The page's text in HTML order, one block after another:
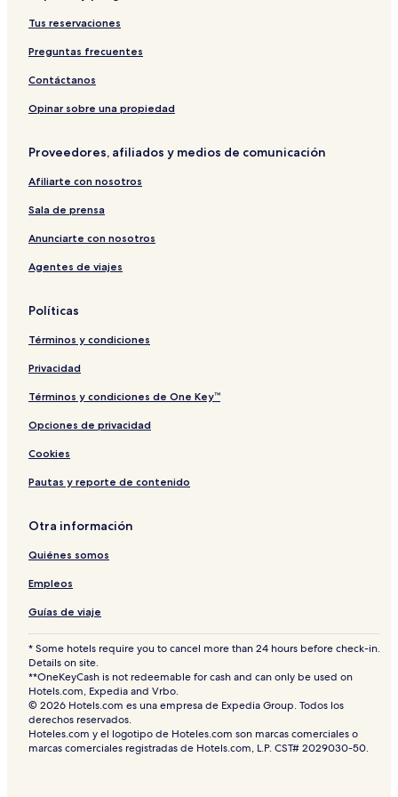
s
i
o
n
o
n
ls
e
N
r
e
e
H
o
t
l
n
g
y
a
g
h
e
o
n
-
H
o
s
e
t
e
l
Tus reservaciones
Preguntas frecuentes
Contáctanos
Opinar sobre una propiedad
Proveedores, afiliados y medios de comunicación
Afiliarte con nosotros
Sala de prensa
Anunciarte con nosotros
Agentes de viajes
Políticas
Términos y condiciones
Privacidad
Términos y condiciones de One Key™
Opciones de privacidad
Cookies
Pautas y reporte de contenido
Otra información
Quiénes somos
Empleos
Guías de viaje
* Some hotels require you to cancel more than 24 hours before check-in.
Details on site.
**OneKeyCash is not redeemable for cash and can only be used on
Hotels.com, Expedia and Vrbo.
© 2026 Hotels.com es una empresa de Expedia Group. Todos los
derechos reservados.
Hoteles.com y el logotipo de Hoteles.com son marcas comerciales o
marcas comerciales registradas de Hotels.com, L.P. CST# 2029030-50.